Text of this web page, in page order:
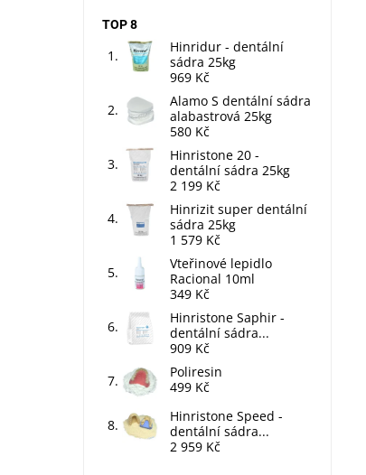
TOP 8
Hinridur - dentální
sádra 25kg
969 Kč
Alamo S dentální sádra
alabastrová 25kg
580 Kč
Hinristone 20 -
dentální sádra 25kg
2 199 Kč
Hinrizit super dentální
sádra 25kg
1 579 Kč
Vteřinové lepidlo
Racional 10ml
349 Kč
Hinristone Saphir -
dentální sádra...
909 Kč
Poliresin
499 Kč
Hinristone Speed -
dentální sádra...
2 959 Kč